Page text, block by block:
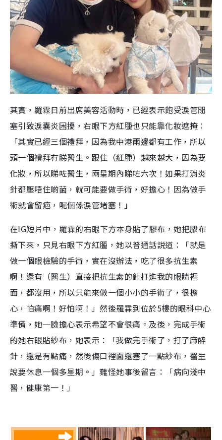
其實，羅霖日前出席美容活動時，已經表示飽受淚管閉
塞引致淚囊炎困擾，右眼下方紅腫也只能靠化妝遮掩：
「其實已經三個禮拜，因為我中港兩邊都有工作，所以
頭一個禮拜冇睇醫生。跟住（紅腫）越來越大，因為要
化妝，所以睇咗醫生，兩星期內睇咗六次！如果打消炎
針都壓唔住啲菌，就可能要做手術，好擔心！因為做手
術就會留疤，呢個係淚管堵塞！」
在IG短片中，羅霖的右眼下方本身貼了膠布，她把膠布
撕下來，只見右眼下方紅腫，她以普通話説道：「就是
做一個眼檢驗的手術，實在沒辦法，吃了很多抗生素
啊！還有（醫生）直接把抗生素的針打進我的眼睛裡
面，都沒用，所以只能來做一個小小的手術了，很擔
心，怕痛啊！好怕啊！」然後羅霖到位於5樓的眼科中心
準備，她一臉擔心表示希望不會很痛。及後，完成手術
的她右眼貼紗布，她表示：「我做完手術了，打了麻醉
針，還是有點痛，然後傷口裡面還塞了一點紗布，醫生
說要休息一個多星期。」難怪她事後留言：「病向淺中
醫，健康第一！」